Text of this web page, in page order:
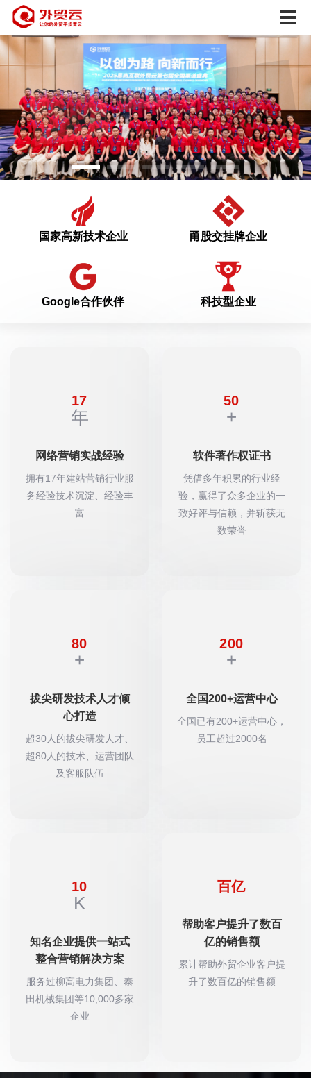
国家高新技术企业 甬股交挂牌企业
Google合作伙伴 科技型企业
17
年
网络营销实战经验
拥有17年建站营销行业服
务经验技术沉淀、经验丰
富
50
+
软件著作权证书
凭借多年积累的行业经
验，赢得了众多企业的一
致好评与信赖，并斩获无
数荣誉
80
+
拔尖研发技术人才倾
心打造
超30人的拔尖研发人才、
超80人的技术、运营团队
及客服队伍
200
+
全国200+运营中心
全国已有200+运营中心，
员工超过2000名
10
K
知名企业提供一站式
整合营销解决方案
服务过柳高电力集团、泰
田机械集团等10,000多家
企业
百亿
帮助客户提升了数百
亿的销售额
累计帮助外贸企业客户提
升了数百亿的销售额